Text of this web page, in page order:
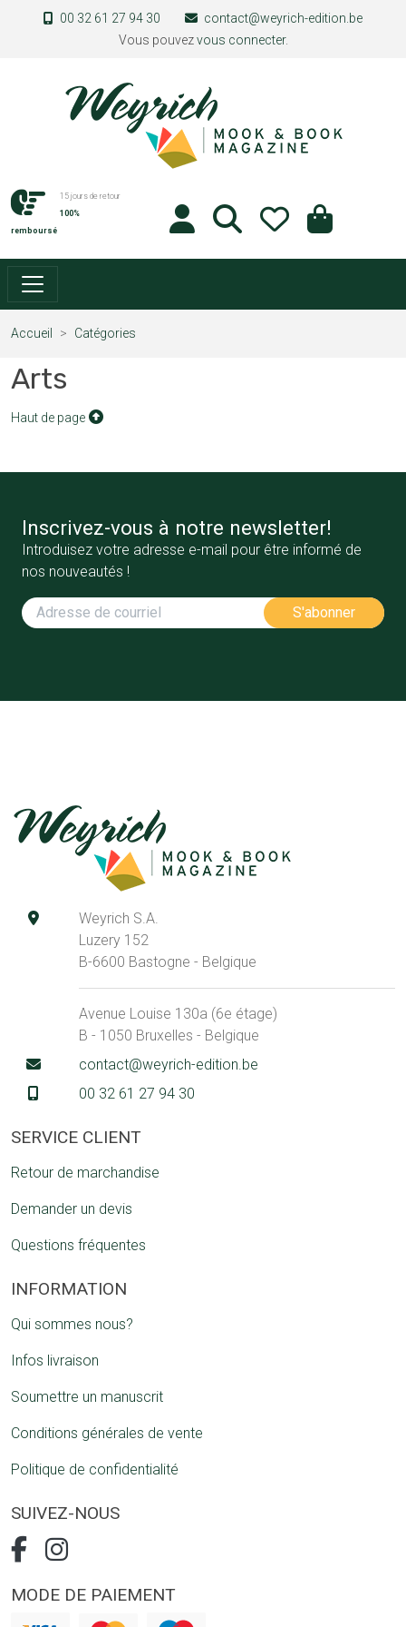
Aller au contenu principal
00 32 61 27 94 30
contact@weyrich-edition.be
Vous pouvezvous connecter.
15 jours de retour
100%
remboursé
Accueil Catégories
Arts
Haut de page
Inscrivez-vous à notre newsletter!
Introduisez votre adresse e-mail pour être informé de
nos nouveautés !
Weyrich S.A.
Luzery 152
B-6600 Bastogne - Belgique
Avenue Louise 130a (6e étage)
B - 1050 Bruxelles - Belgique
contact@weyrich-edition.be
00 32 61 27 94 30
SERVICE CLIENT
Retour de marchandise
Demander un devis
Questions fréquentes
INFORMATION
Qui sommes nous?
Infos livraison
Soumettre un manuscrit
Conditions générales de vente
Politique de confidentialité
SUIVEZ-NOUS
MODE DE PAIEMENT